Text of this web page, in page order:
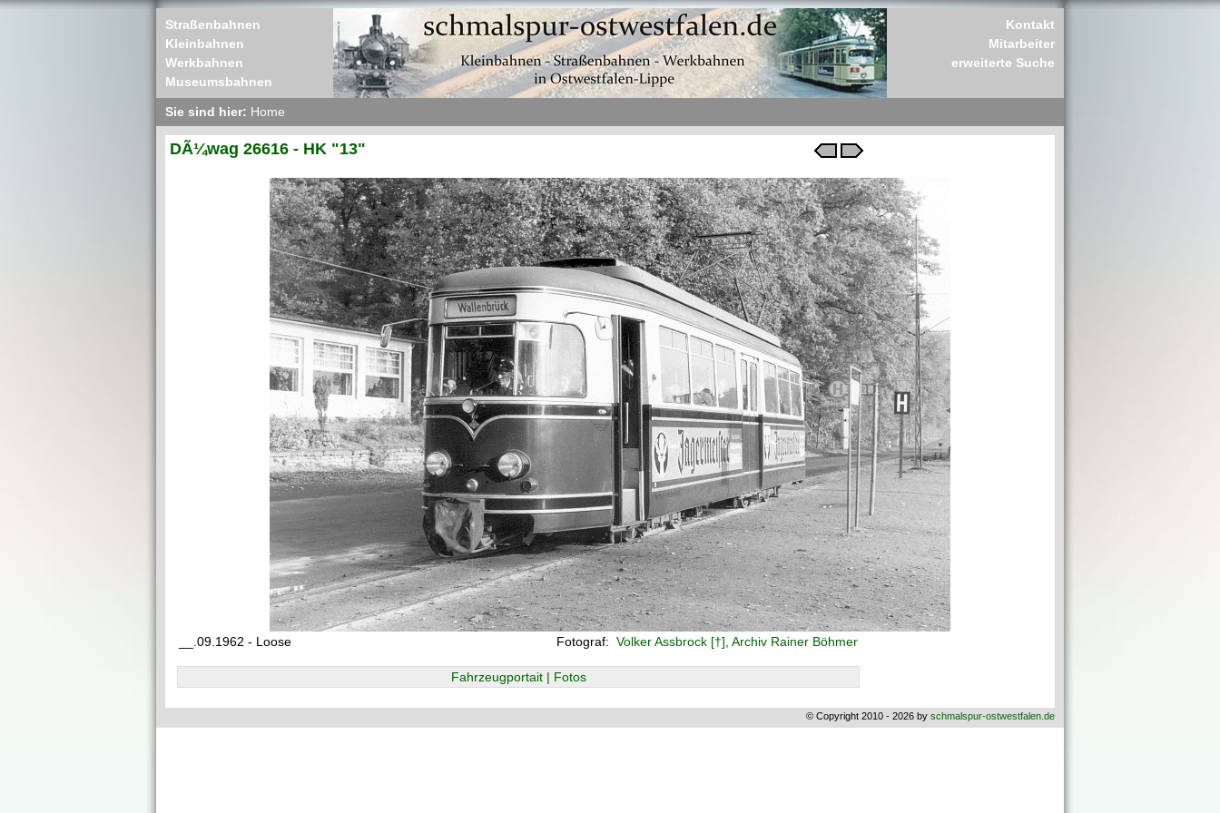
Straßenbahnen
Kleinbahnen
Werkbahnen
Museumsbahnen
Kontakt
Mitarbeiter
erweiterte Suche
Sie sind hier: Home
DÃ¼wag 26616 - HK "13"
__.09.1962 - Loose Fotograf: Volker Assbrock [†], Archiv Rainer Böhmer
Fahrzeugportait | Fotos
© Copyright 2010 - 2026 by schmalspur-ostwestfalen.de